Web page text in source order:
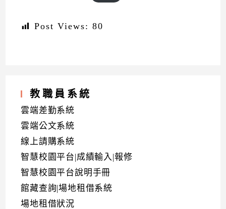
Post Views: 80
教職員系統
雲端差勤系統
雲端公文系統
線上請購系統
智慧校園平台|成績輸入|報修
智慧校園平台說明手冊
館藏查詢|場地租借系統
場地租借狀況